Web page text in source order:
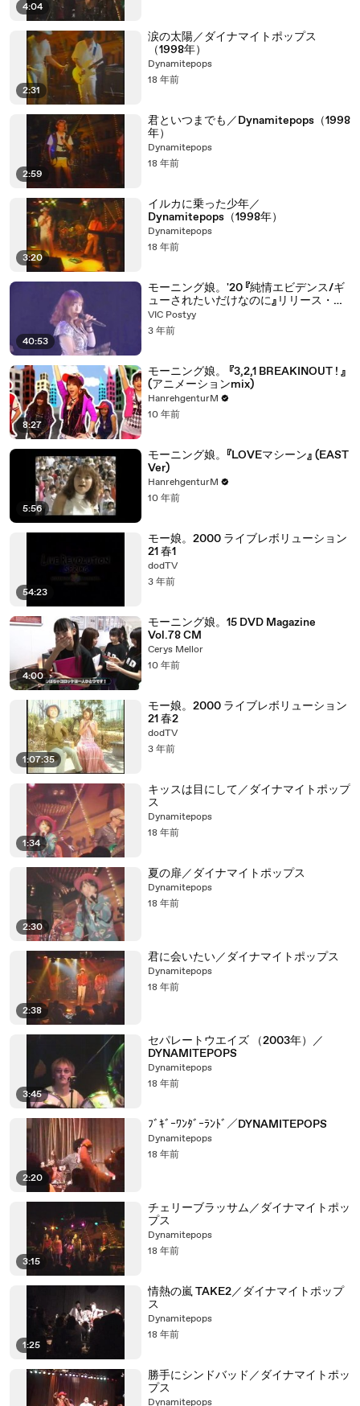
4:04
2:31
涙の太陽／ダイナマイトポップス
（1998年）
Dynamitepops
18 年前
2:59
君といつまでも／Dynamitepops（1998
年）
Dynamitepops
18 年前
3:20
イルカに乗った少年／
Dynamitepops（1998年）
Dynamitepops
18 年前
40:53
モーニング娘。'20 『純情エビデンス/ギ
ューされたいだけなのに』リリース・ミ
ニライブ
VIC Postyy
3 年前
8:27
モーニング娘。 『3,2,1 BREAKINOUT ! 』
(アニメーションmix)
HanrehgenturM
10 年前
5:56
モーニング娘。『LOVEマシーン』 (EAST
Ver)
HanrehgenturM
10 年前
54:23
モー娘。2000 ライブレボリューション
21 春1
dodTV
3 年前
4:00
モーニング娘。15 DVD Magazine
Vol.78 CM
Cerys Mellor
10 年前
1:07:35
モー娘。2000 ライブレボリューション
21 春2
dodTV
3 年前
1:34
キッスは目にして／ダイナマイトポップ
ス
Dynamitepops
18 年前
2:30
夏の扉／ダイナマイトポップス
Dynamitepops
18 年前
2:38
君に会いたい／ダイナマイトポップス
Dynamitepops
18 年前
3:45
セパレートウエイズ （2003年）／
DYNAMITEPOPS
Dynamitepops
18 年前
2:20
ﾌﾞｷﾞｰﾜﾝﾀﾞｰﾗﾝﾄﾞ／DYNAMITEPOPS
Dynamitepops
18 年前
3:15
チェリーブラッサム／ダイナマイトポッ
プス
Dynamitepops
18 年前
1:25
情熱の嵐 TAKE2／ダイナマイトポップ
ス
Dynamitepops
18 年前
勝手にシンドバッド／ダイナマイトポッ
プス
Dynamitepops